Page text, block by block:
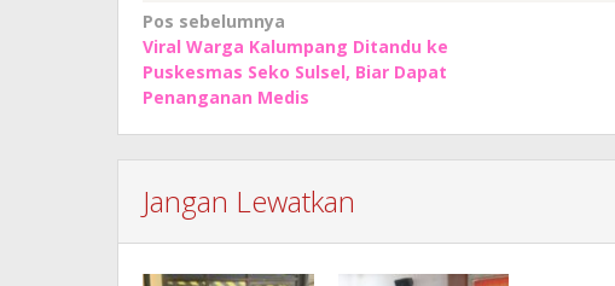
Navigasi
pos
Pos sebelumnya
Viral Warga Kalumpang Ditandu ke
Puskesmas Seko Sulsel, Biar Dapat
Penanganan Medis
Jangan Lewatkan